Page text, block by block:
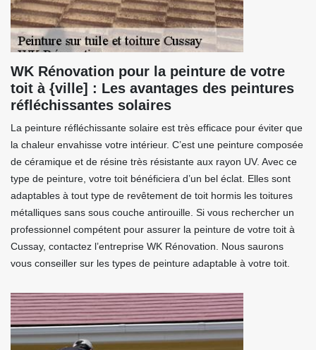
WK Rénovation pour la peinture de votre
toit à {ville] : Les avantages des peintures
réfléchissantes solaires
La peinture réfléchissante solaire est très efficace pour éviter que
la chaleur envahisse votre intérieur. C’est une peinture composée
de céramique et de résine très résistante aux rayon UV. Avec ce
type de peinture, votre toit bénéficiera d’un bel éclat. Elles sont
adaptables à tout type de revêtement de toit hormis les toitures
métalliques sans sous couche antirouille. Si vous rechercher un
professionnel compétent pour assurer la peinture de votre toit à
Cussay, contactez l’entreprise WK Rénovation. Nous saurons
vous conseiller sur les types de peinture adaptable à votre toit.